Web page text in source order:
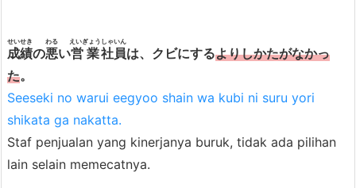
成績
せいせき
の悪
わる
い営業
えいぎょう
社員
しゃいん
は、クビにするよりしかたがなかっ
た。
Seeseki no warui eegyoo shain wa kubi ni suru yori
shikata ga nakatta.
Staf penjualan yang kinerjanya buruk, tidak ada pilihan
lain selain memecatnya.